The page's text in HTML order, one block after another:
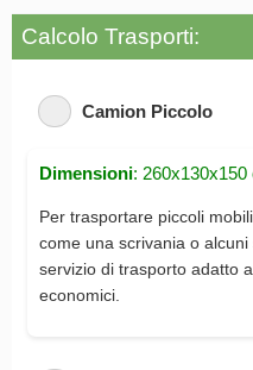
Calcolo Trasporti:
Camion Piccolo
Dimensioni:
Per trasportare piccoli
come una scrivania o
servizio di trasporto adatto
economici.